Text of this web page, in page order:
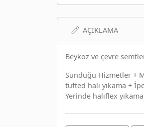
AÇIKLAMA
Beykoz ve çevre
Sunduğu Hizmetler +
tufted halı yıkama +
Yerinde halıflex yıkama